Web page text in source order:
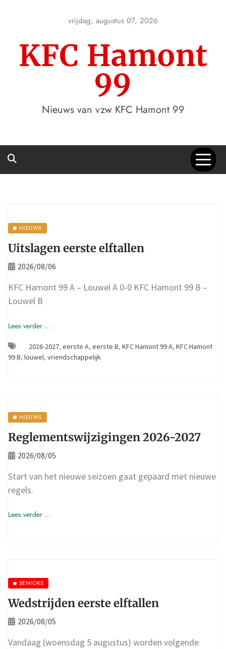
vrijdag, augustus 07, 2026
KFC Hamont
99
Nieuws van vzw KFC Hamont 99
NIEUWS
Uitslagen eerste elftallen
2026/08/06
KFC Hamont 99 A – Louwel A 0-0 KFC Hamont 99 B –
Louwel B
Lees verder ...
2026-2027, eerste A, eerste B, KFC Hamont 99 A, KFC Hamont
99 B, louwel, vriendschappelijk
NIEUWS
Reglementswijzigingen 2026-2027
2026/08/05
Start van het nieuwe seizoen gaat gepaard met nieuwe
regels.
Lees verder ...
SENIORS
Wedstrijden eerste elftallen
2026/08/05
Vandaag (woensdag 5 augustus) worden volgende